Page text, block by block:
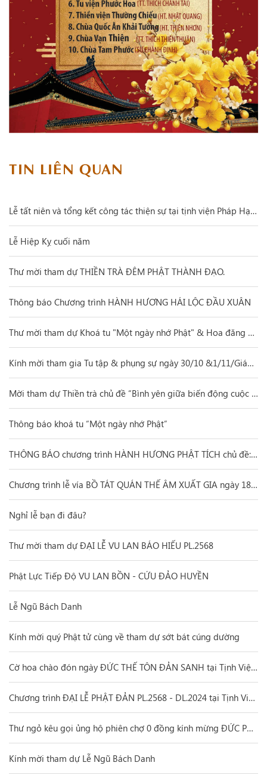
TIN LIÊN QUAN
Lễ tất niên và tổng kết công tác thiện sự tại tịnh viện Pháp Hạnh
Lễ Hiệp Kỵ cuối năm
Thư mời tham dự THIỀN TRÀ ĐÊM PHẬT THÀNH ĐẠO.
Thông báo Chương trình HÀNH HƯƠNG HÁI LỘC ĐẦU XUÂN
Thư mời tham dự Khoá tu "Một ngày nhớ Phật" & Hoa đăng Vía Phật Di Đà
Kính mời tham gia Tu tập & phụng sự ngày 30/10 &1/11/Giáp Thìn
Mời tham dự Thiền trà chủ đề “Bình yên giữa biến động cuộc đời”
Thông báo khoá tu “Một ngày nhớ Phật”
THÔNG BÁO chương trình HÀNH HƯƠNG PHẬT TÍCH chủ đề: "𝑻𝒉𝒆𝒐 𝑫𝒂̂́𝒖 𝑪𝒉𝒂̂𝒏 𝑷𝒉𝒂̣̂𝒕" tại ẤN ĐỘ - NEPAL
Chương trình lễ vía BỒ TÁT QUÁN THẾ ÂM XUẤT GIA ngày 18 & 19/9/Giáp Thìn
Nghỉ lễ bạn đi đâu?
Thư mời tham dự ĐẠI LỄ VU LAN BÁO HIẾU PL.2568
Phật Lực Tiếp Độ VU LAN BỒN - CỨU ĐẢO HUYỀN
Lễ Ngũ Bách Danh
Kính mời quý Phật tử cùng về tham dự sớt bát cúng dường
Cờ hoa chào đón ngày ĐỨC THẾ TÔN ĐẢN SANH tại Tịnh Viện Pháp Hạnh
Chương trình ĐẠI LỄ PHẬT ĐẢN PL.2568 - DL.2024 tại Tịnh Viện Pháp Hạnh
Thư ngỏ kêu gọi ủng hộ phiên chợ 0 đồng kính mừng ĐỨC PHẬT ĐẢN SANH
Kính mời tham dự Lễ Ngũ Bách Danh